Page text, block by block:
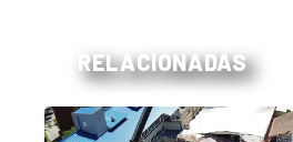
RELACIONADAS